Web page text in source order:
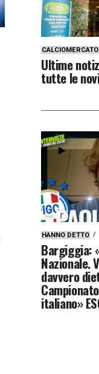
CALCIOMERCATO
Ultime
tutte le
HANNO DETTO
Bargiggia:
Nazionale.
davvero
italiano»